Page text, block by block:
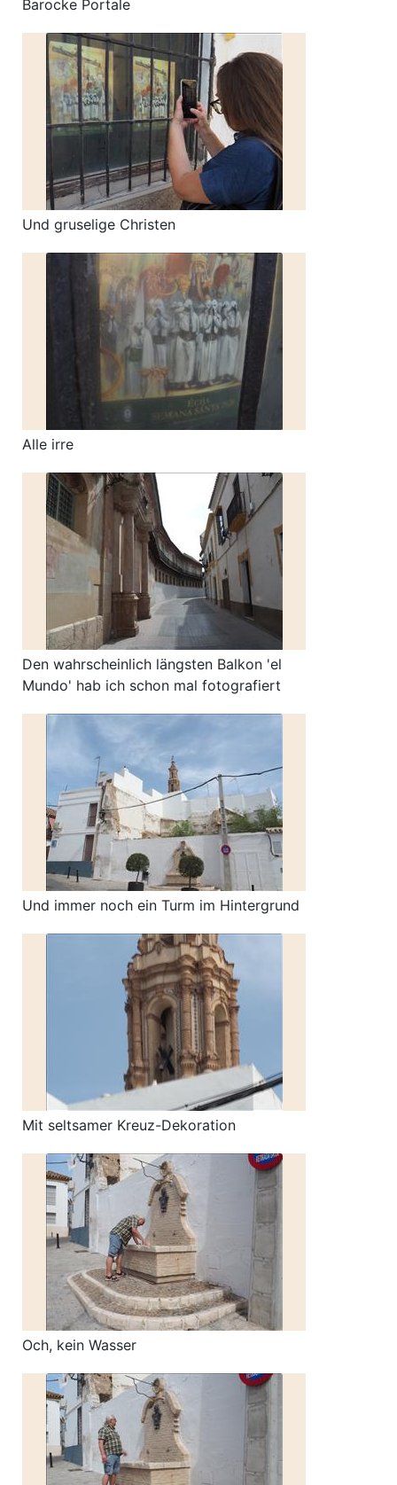
Barocke Portale
Und gruselige Christen
Alle irre
Den wahrscheinlich längsten Balkon 'el
Mundo' hab ich schon mal fotografiert
Und immer noch ein Turm im Hintergrund
Mit seltsamer Kreuz-Dekoration
Och, kein Wasser